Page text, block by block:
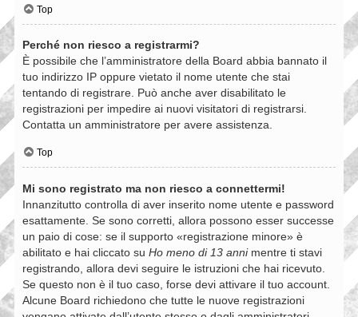
Top
Perché non riesco a registrarmi?
È possibile che l’amministratore della Board abbia bannato il
tuo indirizzo IP oppure vietato il nome utente che stai
tentando di registrare. Può anche aver disabilitato le
registrazioni per impedire ai nuovi visitatori di registrarsi.
Contatta un amministratore per avere assistenza.
Top
Mi sono registrato ma non riesco a connettermi!
Innanzitutto controlla di aver inserito nome utente e password
esattamente. Se sono corretti, allora possono esser successe
un paio di cose: se il supporto «registrazione minore» è
abilitato e hai cliccato su Ho meno di 13 annimentre ti stavi
registrando, allora devi seguire le istruzioni che hai ricevuto.
Se questo non è il tuo caso, forse devi attivare il tuo account.
Alcune Board richiedono che tutte le nuove registrazioni